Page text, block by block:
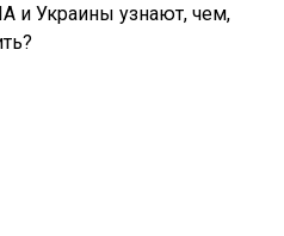
и Украины узнают, чем,